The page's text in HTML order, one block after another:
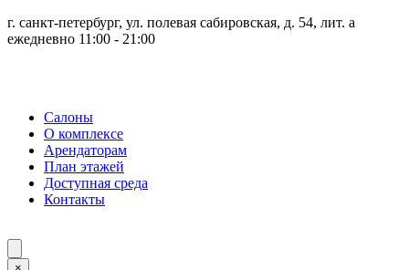
г. санкт-петербург, ул. полевая сабировская, д. 54, лит. а
ежедневно 11:00 - 21:00
Салоны
О комплексе
Арендаторам
План этажей
Доступная среда
Контакты